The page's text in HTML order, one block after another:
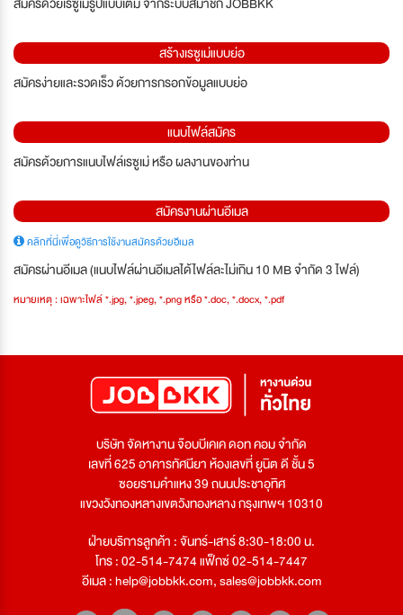
สร้างเรซูเม่แบบย่อ
สมัครง่ายและรวดเร็ว ด้วยการกรอกข้อมูลแบบย่อ
แนบไฟล์สมัคร
สมัครด้วยการแนบไฟล์เรซูเม่ หรือ ผลงานของท่าน
สมัครงานผ่านอีเมล
คลิกที่นี่เพื่อดูวิธีการใช้งานสมัครด้วยอีเมล
สมัครผ่านอีเมล (แนบไฟล์ผ่านอีเมลได้ไฟล์ละไม่เกิน 10 MB จำกัด 3 ไฟล์)
หมายเหตุ : เฉพาะไฟล์ *.jpg, *.jpeg, *.png หรือ *.doc, *.docx, *.pdf
บริษัท จัดหางาน จ๊อบบีเคเค ดอท คอม จำกัด
เลขที่ 625 อาคารทัศนียา ห้องเลขที่ ยูนิต ดี ชั้น 5
ซอยรามคำแหง 39 ถนนประชาอุทิศ
แขวงวังทองหลางเขตวังทองหลาง กรุงเทพฯ 10310
ฝ่ายบริการลูกค้า : จันทร์-เสาร์ 8:30-18:00 น.
โทร : 02-514-7474 แฟ็กซ์ 02-514-7447
อีเมล :help@jobbkk.com,sales@jobbkk.com